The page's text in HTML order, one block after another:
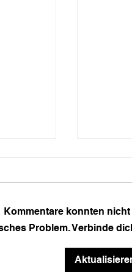
Ein
Kommentare konnten
Problem. Verbinde